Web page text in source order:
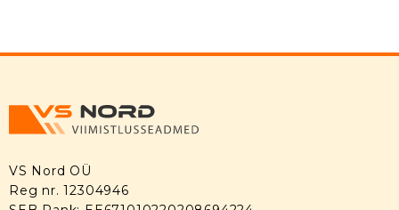
VS Nord OÜ
Reg nr. 12304946